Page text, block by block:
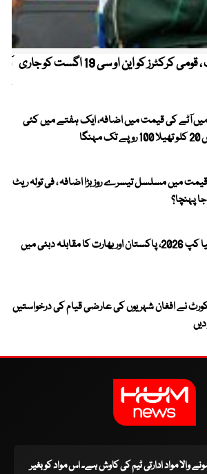
کیریبین پریمیئر لیگ ، قومی کرکٹرز کو این او سی 19 اگست کو جاری
آٹے کی قیمت میں اضافہ، ایک ہفتے میں کئی
میں مسلسل تیسرے روز بڑا اضافہ ، فی تولہ ریٹ
پہنچا؟
ویمنز ایشیا کپ 2026، پاکستان اور بھارت کا مقابلہ دبئی میں
نے افغان شہریوں کی عارضی قیام کی درخواستیں
والا مواد ادارتی ٹیم کی کاوش ہے۔ اس مواد کو بغیر